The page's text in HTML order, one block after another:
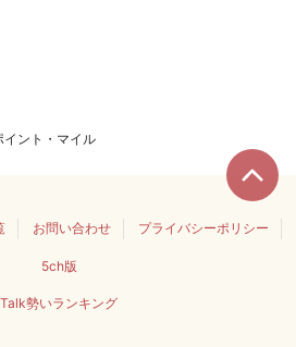
イント・マイル
お問い合わせ プライバシーポリシー
5ch版
勢いランキング